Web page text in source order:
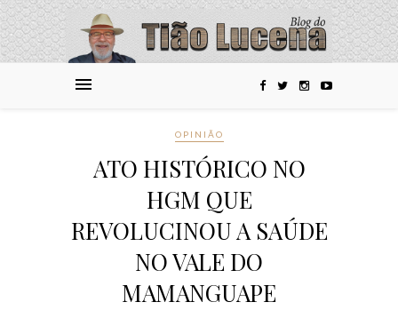
OPINIÃO
ATO HISTÓRICO NO
HGM QUE
REVOLUCINOU A SAÚDE
NO VALE DO
MAMANGUAPE